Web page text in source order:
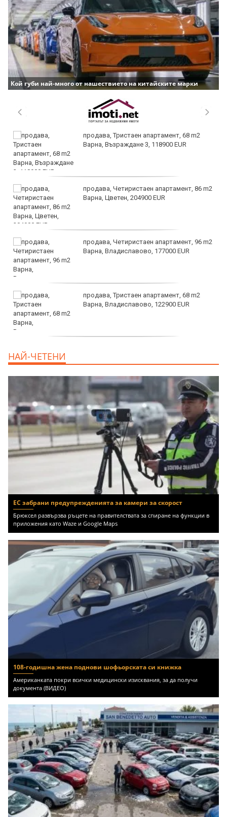
Кой губи най-много от нашествието на китайските марки
продава, Тристаен апартамент, 68 m2
Варна, Възраждане 3, 118900 EUR
продава, Четиристаен апартамент, 86 m2
Варна, Цветен, 204900 EUR
продава, Четиристаен апартамент, 96 m2
Варна, Владиславово, 177000 EUR
продава, Тристаен апартамент, 68 m2
Варна, Владиславово, 122900 EUR
НАЙ-ЧЕТЕНИ
ЕС забрани предупрежденията за камери за скорост
Брюксел развързва ръцете на правителствата за спиране на функции в
приложения като Waze и Google Maps
108-годишна жена поднови шофьорската си книжка
Американката покри всички медицински изисквания, за да получи
документа (ВИДЕО)